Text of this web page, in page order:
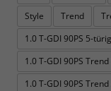
Style
Trend
1.0 T-GDI 90PS 5-
1.0 T-GDI 90PS
1.0 T-GDI 90PS